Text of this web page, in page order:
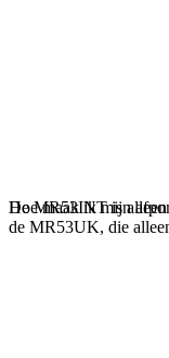
De MR53INT is
de MR53UK, die
Hoe maak ik mijn